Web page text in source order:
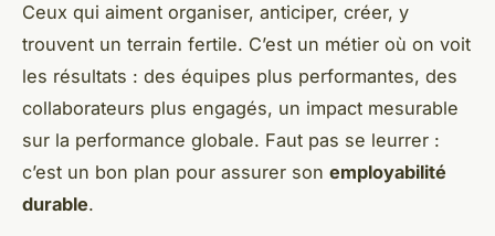
Ceux qui aiment organiser, anticiper, créer, y
trouvent un terrain fertile. C’est un métier où on voit
les résultats : des équipes plus performantes, des
collaborateurs plus engagés, un impact mesurable
sur la performance globale. Faut pas se leurrer :
c’est un bon plan pour assurer son employabilité
durable.